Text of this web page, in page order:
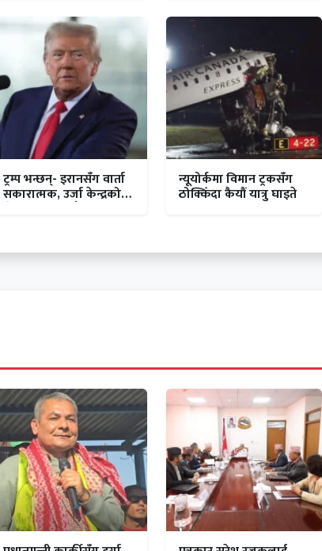
ट्रम्प भन्छन्- इरानसँग वार्ता
सकारात्मक, उर्जा केन्द्रको
न्यूयोर्कमा विमान ट्रकसँग
ठोक्किँदा कैयौं यात्रु घाइते